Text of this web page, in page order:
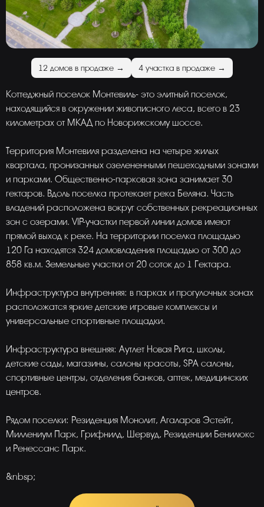
12 домов в продаже → 4 участка в продаже →
Коттеджный поселок Монтевиль- это элитный поселок,
находящийся в окружении живописного леса, всего в 23
километрах от МКАД по Новорижскому шоссе.
Территория Монтевиля разделена на четыре жилых
квартала, пронизанных озелененными пешеходными зонами
и парками. Общественно-парковая зона занимает 30
гектаров. Вдоль поселка протекает река Беляна. Часть
владений расположена вокруг собственных рекреационных
зон с озерами. VIP-участки первой линии домов имеют
прямой выход к реке. На территории поселка площадью
120 Га находятся 324 домовладения площадью от 300 до
858 кв.м. Земельные участки от 20 соток до 1 Гектара.
Инфраструктура внутренняя: в парках и прогулочных зонах
расположатся яркие детские игровые комплексы и
универсальные спортивные площадки.
Инфраструктура внешняя: Аутлет Новая Рига, школы,
детские сады, магазины, салоны красоты, SPA салоны,
спортивные центры, отделения банков, аптек, медицинских
центров.
Рядом поселки: Резиденция Монолит, Агаларов Эстейт,
Миллениум Парк, Грифнилд, Шервуд, Резиденции Бенилюкс
и Ренессанс Парк.
&nbsp;